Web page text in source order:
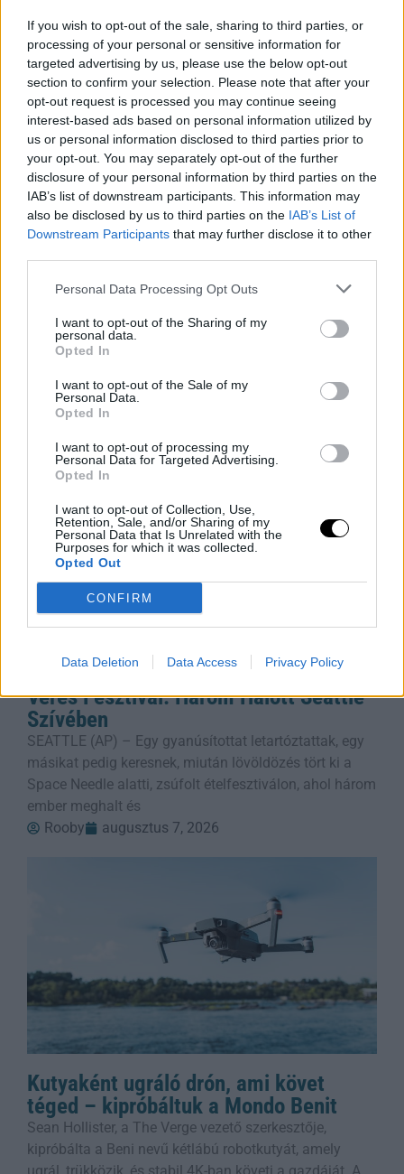
If you wish to opt-out of the sale, sharing to third parties, or
processing of your personal or sensitive information for
targeted advertising by us, please use the below opt-out
section to confirm your selection. Please note that after your
opt-out request is processed you may continue seeing
interest-based ads based on personal information utilized by
us or personal information disclosed to third parties prior to
your opt-out. You may separately opt-out of the further
disclosure of your personal information by third parties on the
IAB’s list of downstream participants. This information may
also be disclosed by us to third parties on the IAB’s List of
Downstream Participants that may further disclose it to other
Personal Data Processing Opt Outs
I want to opt-out of the Sharing of my
personal data.
Opted In
I want to opt-out of the Sale of my
Personal Data.
Opted In
I want to opt-out of processing my
Personal Data for Targeted Advertising.
Opted In
I want to opt-out of Collection, Use,
Retention, Sale, and/or Sharing of my
Personal Data that Is Unrelated with the
Purposes for which it was collected.
Opted Out
CONFIRM
Data Deletion Data Access Privacy Policy
kezeljük. Az Android biztonság erősítése nem igényel
drasztikus változtatásokat
Rooby
augusztus 8, 2026
A Hímivarsejtek Rejtett Szövetsége
A megtermékenyítést gyakran úgy ábrázolják, mint egy
versenyez egyetlen petesejtért. A Syracuse Egyetem, a
Sienai Egyetem és a Szegedi
Rooby
augusztus 7, 2026
Véres Fesztivál: Három Halott Seattle
Szívében
SEATTLE (AP) – Egy gyanúsítottat letartóztattak, egy
másikat pedig keresnek, miután lövöldözés tört ki a
Space Needle alatti, zsúfolt ételfesztiválon, ahol három
ember meghalt és
Rooby
augusztus 7, 2026
Kutyaként ugráló drón, ami követ
téged – kipróbáltuk a Mondo Benit
Sean Hollister, a The Verge vezető szerkesztője,
kipróbálta a Beni nevű kétlábú robotkutyát, amely